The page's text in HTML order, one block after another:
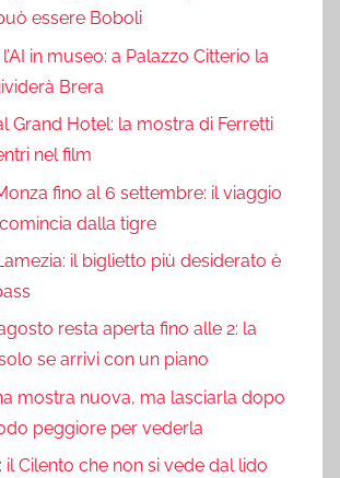
essere Boboli
in museo: a Palazzo Citterio la
Brera
Grand Hotel: la mostra di Ferretti
nel film
fino al 6 settembre: il viaggio
dalla tigre
il biglietto più desiderato è
agosto resta aperta fino alle 2: la
se arrivi con un piano
mostra nuova, ma lasciarla dopo
peggiore per vederla
il Cilento che non si vede dal lido